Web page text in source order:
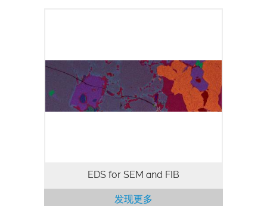
analysis software and a wide choice of
SDD detectors for EDS analysis in the
SEM or FIB.
We…
EDS for SEM and FIB
发现更多